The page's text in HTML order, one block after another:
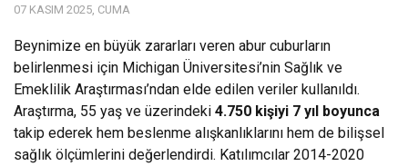
07 KASIM 2025, CUMA
Beynimize en büyük zararları veren abur cuburların
belirlenmesi için Michigan Üniversitesi’nin Sağlık ve
Emeklilik Araştırması’ndan elde edilen veriler kullanıldı.
Araştırma, 55 yaş ve üzerindeki 4.750 kişiyi 7 yıl boyunca
takip ederek hem beslenme alışkanlıklarını hem de bilişsel
sağlık ölçümlerini değerlendirdi. Katılımcılar 2014-2020